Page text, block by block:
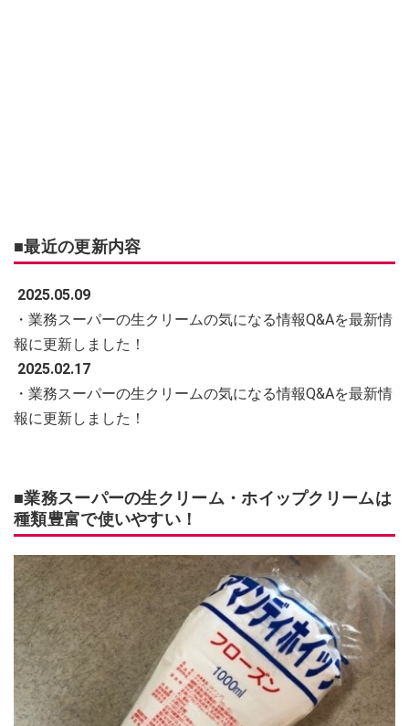
■最近の更新内容
2025.05.09
・業務スーパーの生クリームの気になる情報Q&Aを最新情
報に更新しました！
2025.02.17
・業務スーパーの生クリームの気になる情報Q&Aを最新情
報に更新しました！
■業務スーパーの生クリーム・ホイップクリームは
種類豊富で使いやすい！